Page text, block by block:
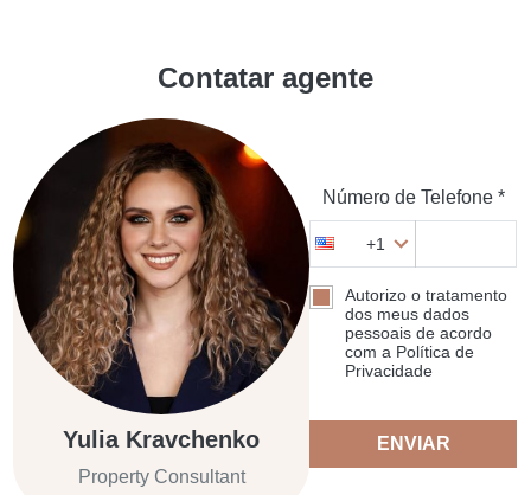
Contatar agente
Yulia Kravchenko
Property Consultant
Número de Telefone *
+1
Autorizo o tratamento
dos meus dados
pessoais de acordo
com a Política de
Privacidade
ENVIAR